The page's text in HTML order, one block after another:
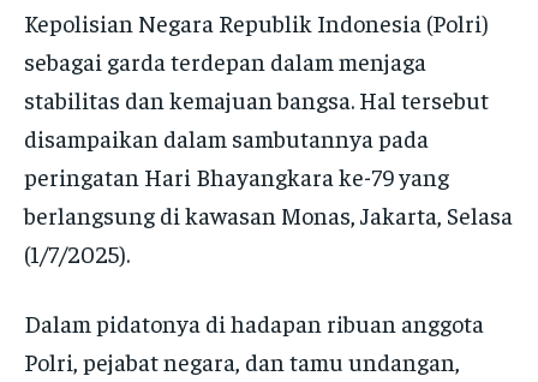
Kepolisian Negara Republik Indonesia (Polri)
sebagai garda terdepan dalam menjaga
stabilitas dan kemajuan bangsa. Hal tersebut
disampaikan dalam sambutannya pada
peringatan Hari Bhayangkara ke-79 yang
berlangsung di kawasan Monas, Jakarta, Selasa
(1/7/2025).
Dalam pidatonya di hadapan ribuan anggota
Polri, pejabat negara, dan tamu undangan,